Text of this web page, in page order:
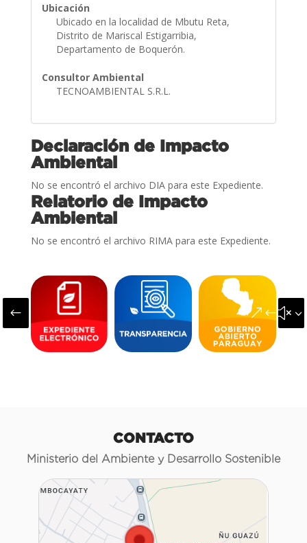
Ubicación
Ubicado en la localidad de Mbutu Reta,
Distrito de Mariscal Estigarribia,
Departamento de Boquerón.
Consultor Ambiental
TECNOAMBIENTAL S.R.L.
Declaración de Impacto
Ambiental
No se encontró el archivo DIA para este Expediente.
Relatorio de Impacto
Ambiental
No se encontró el archivo RIMA para este Expediente.
#
CONTACTO
Ministerio del Ambiente y Desarrollo Sostenible